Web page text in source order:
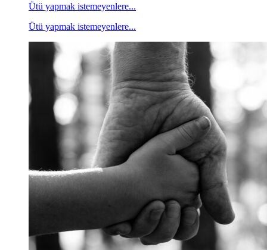
Ütü yapmak istemeyenlere...
Ütü yapmak istemeyenlere...